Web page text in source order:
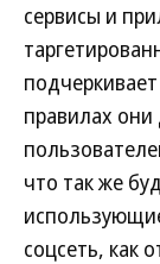
сервисы и
правилах
что так же
соцсеть, как